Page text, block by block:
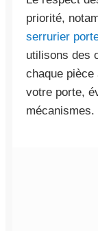
priorité,
serrurier
utilisons des
chaque pièce
votre porte,
mécanismes.